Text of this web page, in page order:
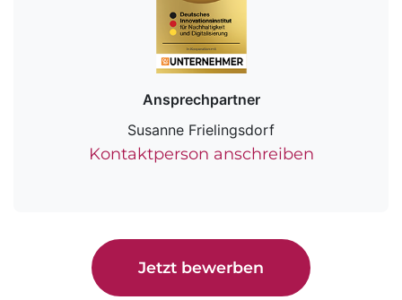
Ansprechpartner
Susanne Frielingsdorf
Kontaktperson anschreiben
Jetzt bewerben